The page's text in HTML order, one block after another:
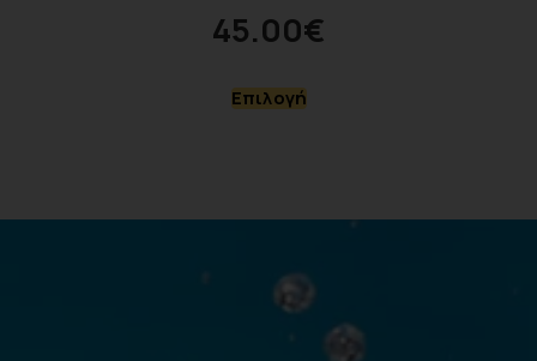
45.00€
Επιλογή